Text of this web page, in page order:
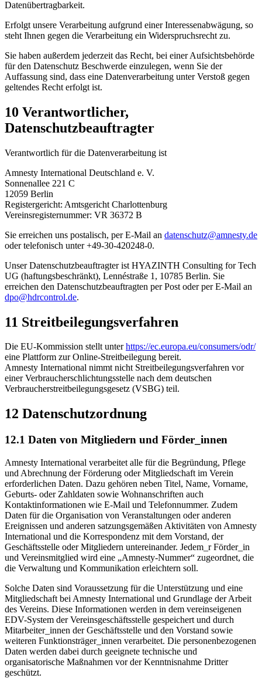
Datenübertragbarkeit.
Erfolgt unsere Verarbeitung aufgrund einer Interessenabwägung, so
steht Ihnen gegen die Verarbeitung ein Widerspruchsrecht zu.
Sie haben außerdem jederzeit das Recht, bei einer Aufsichtsbehörde
für den Datenschutz Beschwerde einzulegen, wenn Sie der
Auffassung sind, dass eine Datenverarbeitung unter Verstoß gegen
geltendes Recht erfolgt ist.
10 Verantwortlicher,
Datenschutzbeauftragter
Verantwortlich für die Datenverarbeitung ist
Amnesty International Deutschland e. V.
Sonnenallee 221 C
12059 Berlin
Registergericht: Amtsgericht Charlottenburg
Vereinsregisternummer: VR 36372 B
Sie erreichen uns postalisch, per E-Mail an datenschutz@amnesty.de
oder telefonisch unter +49-30-420248-0.
Unser Datenschutzbeauftragter ist HYAZINTH Consulting for Tech
UG (haftungsbeschränkt), Lennéstraße 1, 10785 Berlin. Sie
erreichen den Datenschutzbeauftragten per Post oder per E-Mail an
dpo@hdrcontrol.de.
11 Streitbeilegungsverfahren
Die EU-Kommission stellt unterhttps://ec.europa.eu/consumers/odr/
eine Plattform zur Online-Streitbeilegung bereit.
Amnesty International nimmt nicht Streitbeilegungsverfahren vor
einer Verbraucherschlichtungsstelle nach dem deutschen
Verbraucherstreitbeilegungsgesetz (VSBG) teil.
12 Datenschutzordnung
12.1 Daten von Mitgliedern und Förder_innen
Amnesty International verarbeitet alle für die Begründung, Pflege
und Abrechnung der Förderung oder Mitgliedschaft im Verein
erforderlichen Daten. Dazu gehören neben Titel, Name, Vorname,
Geburts- oder Zahldaten sowie Wohnanschriften auch
Kontaktinformationen wie E-Mail und Telefonnummer. Zudem
Daten für die Organisation von Veranstaltungen oder anderen
Ereignissen und anderen satzungsgemäßen Aktivitäten von Amnesty
International und die Korrespondenz mit dem Vorstand, der
Geschäftsstelle oder Mitgliedern untereinander. Jedem_r Förder_in
und Vereinsmitglied wird eine „Amnesty-Nummer“ zugeordnet, die
die Verwaltung und Kommunikation erleichtern soll.
Solche Daten sind Voraussetzung für die Unterstützung und eine
Mitgliedschaft bei Amnesty International und Grundlage der Arbeit
des Vereins. Diese Informationen werden in dem vereinseigenen
EDV-System der Vereinsgeschäftsstelle gespeichert und durch
Mitarbeiter_innen der Geschäftsstelle und den Vorstand sowie
weiteren Funktionsträger_innen verarbeitet. Die personenbezogenen
Daten werden dabei durch geeignete technische und
organisatorische Maßnahmen vor der Kenntnisnahme Dritter
geschützt.